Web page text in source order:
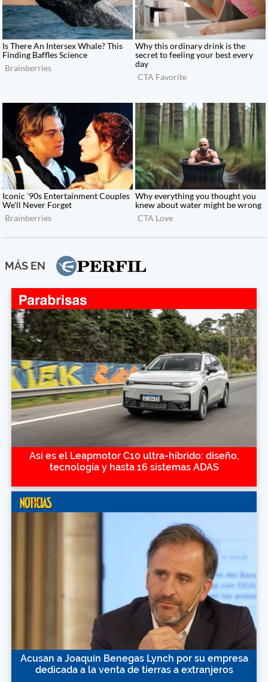
MÁS EN
Así es el Leapmotor C10 ultra-híbrido: diseño,
tecnología y hasta 16 sistemas ADAS
Acusan a Joaquín Benegas Lynch por su empresa
dedicada a la venta de tierras a extranjeros